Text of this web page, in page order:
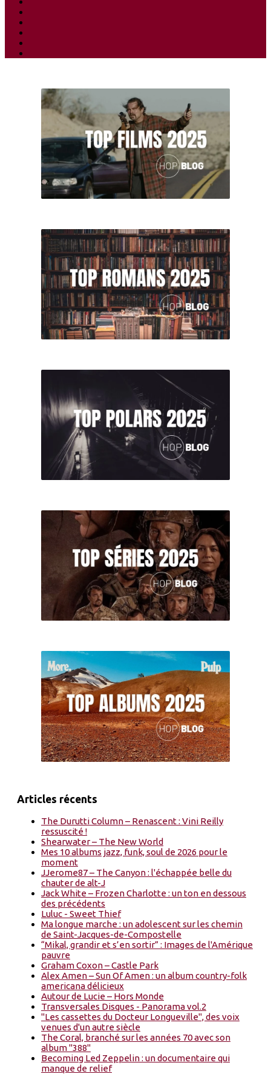
Articles récents
The Durutti Column – Renascent : Vini Reilly
ressuscité !
Shearwater – The New World
Mes 10 albums jazz, funk, soul de 2026 pour le
moment
JJerome87 – The Canyon : l'échappée belle du
chauter de alt-J
Jack White – Frozen Charlotte : un ton en dessous
des précédents
Luluc - Sweet Thief
Ma longue marche : un adolescent sur les chemin
de Saint-Jacques-de-Compostelle
“Mikal, grandir et s’en sortir” : Images de l'Amérique
pauvre
Graham Coxon – Castle Park
Alex Amen – Sun Of Amen : un album country-folk
americana délicieux
Autour de Lucie – Hors Monde
Transversales Disques - Panorama vol.2
"Les cassettes du Docteur Longueville", des voix
venues d'un autre siècle
The Coral, branché sur les années 70 avec son
album "388"
Becoming Led Zeppelin : un documentaire qui
manque de relief